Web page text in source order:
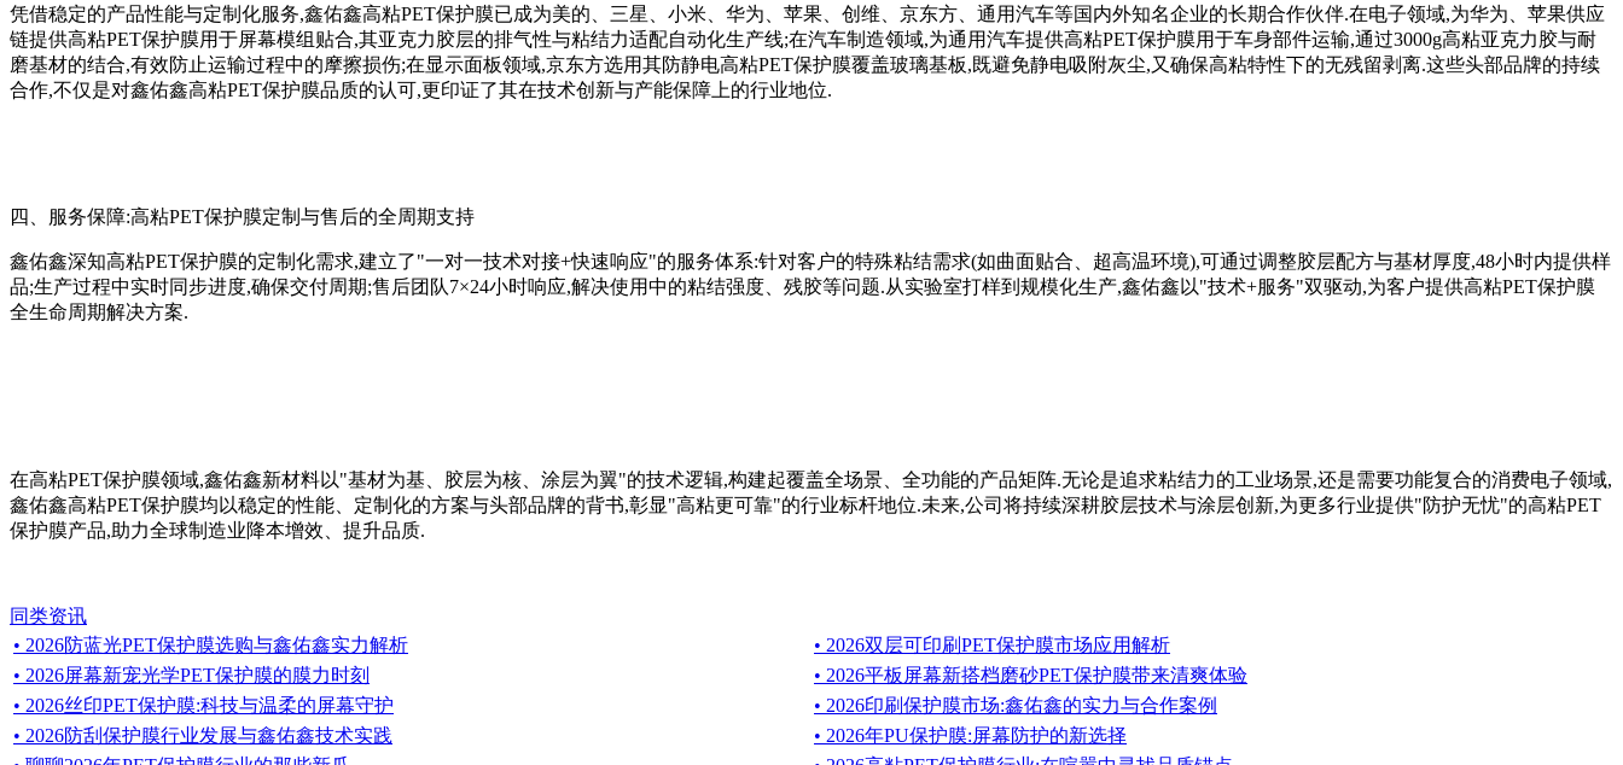
凭借稳定的产品性能与定制化服务,鑫佑鑫高粘PET保护膜已成为美的、三星、小米、华为、苹果、创维、京东方、通用汽车等国内外知名企业的长期合作伙伴.在电子领域,为华为、苹果供应
链提供高粘PET保护膜用于屏幕模组贴合,其亚克力胶层的排气性与粘结力适配自动化生产线;在汽车制造领域,为通用汽车提供高粘PET保护膜用于车身部件运输,通过3000g高粘亚克力胶与耐
磨基材的结合,有效防止运输过程中的摩擦损伤;在显示面板领域,京东方选用其防静电高粘PET保护膜覆盖玻璃基板,既避免静电吸附灰尘,又确保高粘特性下的无残留剥离.这些头部品牌的持续
合作,不仅是对鑫佑鑫高粘PET保护膜品质的认可,更印证了其在技术创新与产能保障上的行业地位.
四、服务保障:高粘PET保护膜定制与售后的全周期支持
鑫佑鑫深知高粘PET保护膜的定制化需求,建立了"一对一技术对接+快速响应"的服务体系:针对客户的特殊粘结需求(如曲面贴合、超高温环境),可通过调整胶层配方与基材厚度,48小时内提供样
品;生产过程中实时同步进度,确保交付周期;售后团队7×24小时响应,解决使用中的粘结强度、残胶等问题.从实验室打样到规模化生产,鑫佑鑫以"技术+服务"双驱动,为客户提供高粘PET保护膜
全生命周期解决方案.
在高粘PET保护膜领域,鑫佑鑫新材料以"基材为基、胶层为核、涂层为翼"的技术逻辑,构建起覆盖全场景、全功能的产品矩阵.无论是追求粘结力的工业场景,还是需要功能复合的消费电子领域,
鑫佑鑫高粘PET保护膜均以稳定的性能、定制化的方案与头部品牌的背书,彰显"高粘更可靠"的行业标杆地位.未来,公司将持续深耕胶层技术与涂层创新,为更多行业提供"防护无忧"的高粘PET
保护膜产品,助力全球制造业降本增效、提升品质.
同类资讯
• 2026防蓝光PET保护膜选购与鑫佑鑫实力解析
• 2026双层可印刷PET保护膜市场应用解析
• 2026屏幕新宠光学PET保护膜的膜力时刻
• 2026平板屏幕新搭档磨砂PET保护膜带来清爽体验
• 2026丝印PET保护膜:科技与温柔的屏幕守护
• 2026印刷保护膜市场:鑫佑鑫的实力与合作案例
• 2026防刮保护膜行业发展与鑫佑鑫技术实践
• 2026年PU保护膜:屏幕防护的新选择